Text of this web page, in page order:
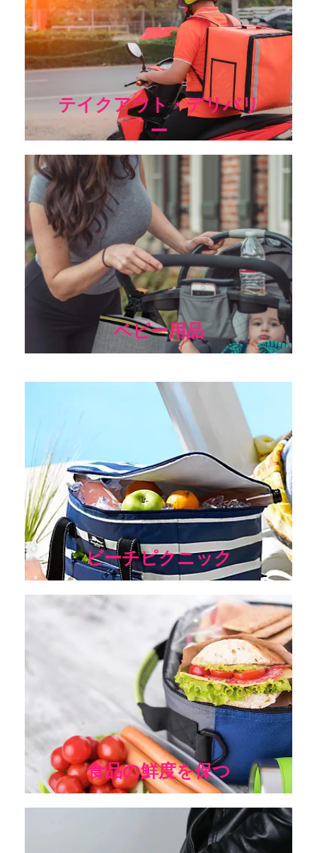
テイクアウト・デリバリ
ー
がそれを提供したときと同じ状態で到着することを確認する
ために最高の大きな侮蔑クーラーバッグを必要とする;あなた
がカスタム断熱クーラーバッグをすることができますメーカ
ーを探しているなら、私達に連絡してください！
ベビー用品
ミルクや粉ミルクを哺乳瓶に入れ、クーラーバッグに入れて
おくことができる！
ビーチピクニック
ポータブルビーチクーラーバッグは、どこでも簡単に冷たい
飲み物を取ることができます。 小型で軽量なので、車内や船
内でも場所を取らず便利。
食品の鮮度を保つ
冷蔵庫がない場合、食品の保存状態が悪いと細菌が繁殖しや
すくなります。当社のクーラーフードバッグに保存すれば、
食品は新鮮なまま同じ温度で長持ちするので、食品が腐った
り温まりすぎたりする心配はありません。